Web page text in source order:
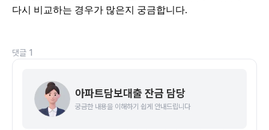
다시 비교하는 경우가 많은지 궁금합니다.
댓글 1
아파트담보대출 잔금 담당
궁금한 내용을 이해하기 쉽게 안내드립니다